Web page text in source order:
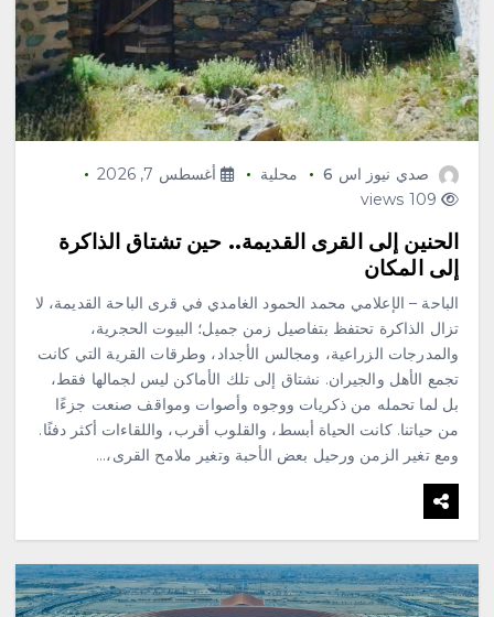
صدي نيوز اس 6 محلية
أغسطس 7, 2026
109 views
الحنين إلى القرى القديمة.. حين تشتاق الذاكرة
إلى المكان
الباحة – الإعلامي محمد الحمود الغامدي في قرى الباحة القديمة، لا
تزال الذاكرة تحتفظ بتفاصيل زمن جميل؛ البيوت الحجرية،
والمدرجات الزراعية، ومجالس الأجداد، وطرقات القرية التي كانت
تجمع الأهل والجيران. نشتاق إلى تلك الأماكن ليس لجمالها فقط،
بل لما تحمله من ذكريات ووجوه وأصوات ومواقف صنعت جزءًا
من حياتنا. كانت الحياة أبسط، والقلوب أقرب، واللقاءات أكثر دفئًا.
ومع تغير الزمن ورحيل بعض الأحبة وتغير ملامح القرى،…